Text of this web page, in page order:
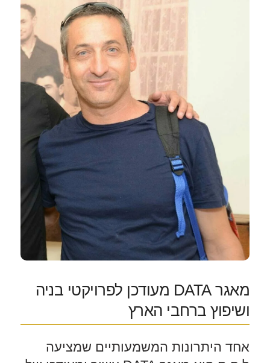
מאגר DATA מעודכן לפרויקטי בניה
ושיפוץ ברחבי הארץ
אחד היתרונות המשמעותיים שמציעה